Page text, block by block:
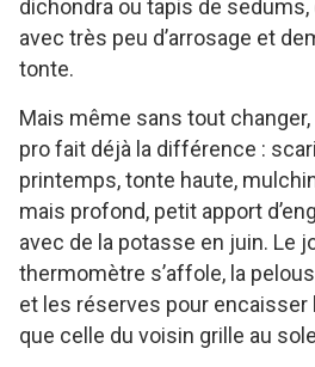
dichondra ou tapis de
avec très peu d’arrosage et
tonte.
Mais même sans tout
pro fait déjà la différence :
printemps, tonte haute,
mais profond, petit apport
avec de la potasse en juin. Le
thermomètre s’affole, la
et les réserves pour encaisser
que celle du voisin grille au